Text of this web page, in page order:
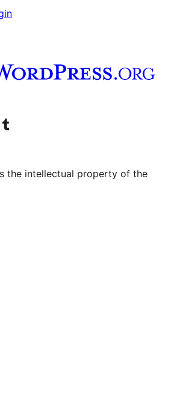
kanaal
Bezoek ons Tumblr account
the intellectual property of the